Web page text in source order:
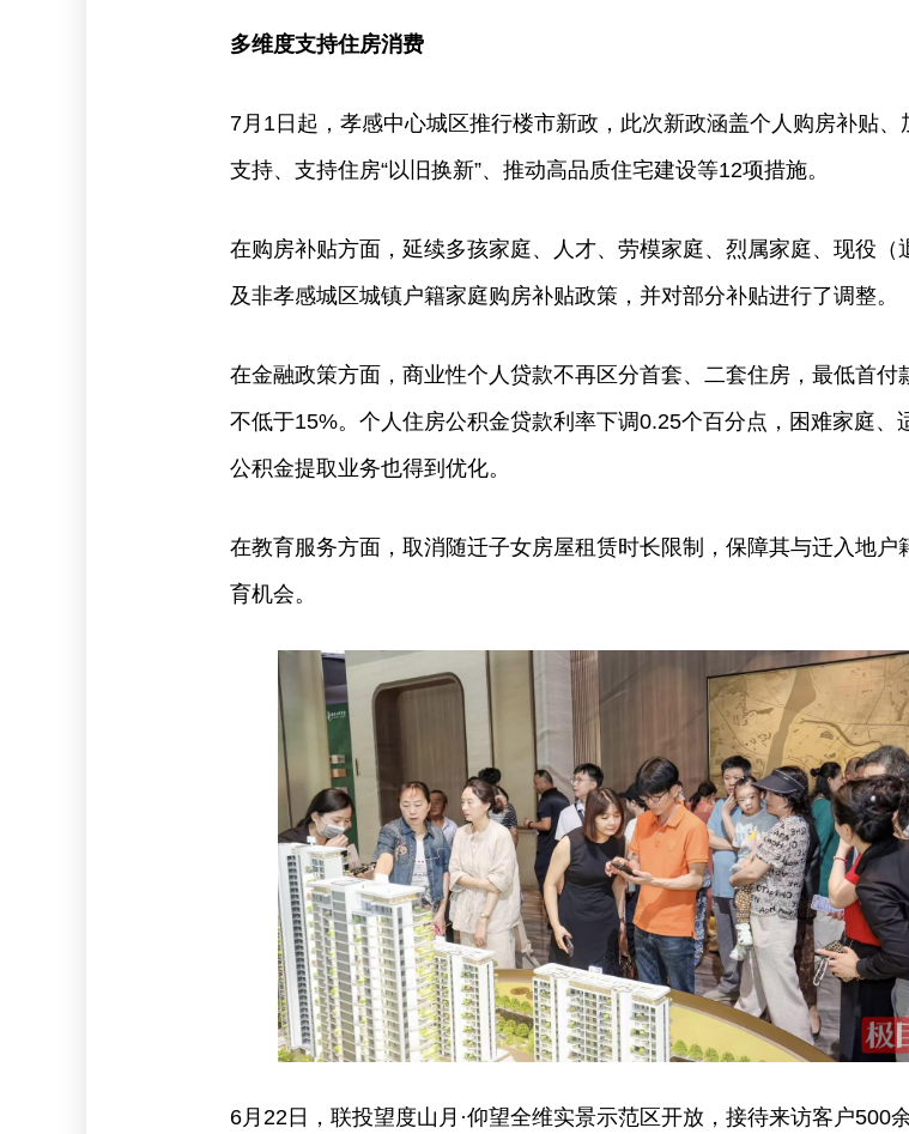
多维度支持住房消费
7月1日起，孝感中心城区推行楼市新政，此次新政涵盖个人购房补贴、
支持、支持住房“以旧换新”、推动高品质住宅建设等12项措施。
在购房补贴方面，延续多孩家庭、人才、劳模家庭、烈属家庭、现役（
及非孝感城区城镇户籍家庭购房补贴政策，并对部分补贴进行了调整。
在金融政策方面，商业性个人贷款不再区分首套、二套住房，最低首付
不低于15%。个人住房公积金贷款利率下调0.25个百分点，困难家庭、
公积金提取业务也得到优化。
在教育服务方面，取消随迁子女房屋租赁时长限制，保障其与迁入地户
育机会。
6月22日，联投望度山月·仰望全维实景示范区开放，接待来访客户500